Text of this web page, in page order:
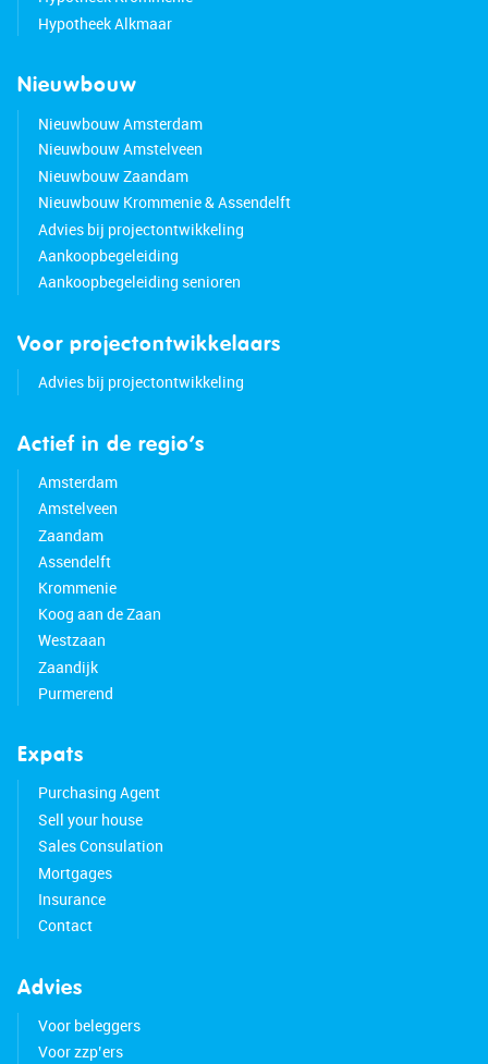
Hypotheek Alkmaar
Nieuwbouw
Nieuwbouw Amsterdam
Nieuwbouw Amstelveen
Nieuwbouw Zaandam
Nieuwbouw Krommenie & Assendelft
Advies bij projectontwikkeling
Aankoopbegeleiding
Aankoopbegeleiding senioren
Voor projectontwikkelaars
Advies bij projectontwikkeling
Actief in de regio’s
Amsterdam
Amstelveen
Zaandam
Assendelft
Krommenie
Koog aan de Zaan
Westzaan
Zaandijk
Purmerend
Expats
Purchasing Agent
Sell your house
Sales Consulation
Mortgages
Insurance
Contact
Advies
Voor beleggers
Voor zzp’ers